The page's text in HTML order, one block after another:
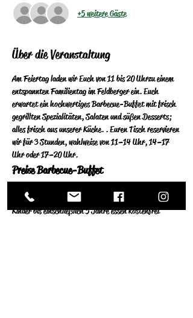
+5 weitere Gäste
Über die Veranstaltung
Am Feiertag laden wir Euch von 11 bis 20 Uhr zu einem
entspannten Familientag im Feldberger ein. Euch
erwartet ein hochwertiges Barbecue-Buffet mit frisch
gegrillten Spezialitäten, Salaten und süßen Desserts;
alles frisch aus unserer Küche. . Euren Tisch reservieren
wir für 3 Stunden, wahlweise von 11–14 Uhr, 14–17
Uhr oder 17–20 Uhr.
Preise Barbecue-Buffet
Erwachsene ab 13 Jahren: 37 €
Kinder von 6–12 Jahren: 16 €
Kinder bis einschließlich 5 Jahre essen kostenfrei